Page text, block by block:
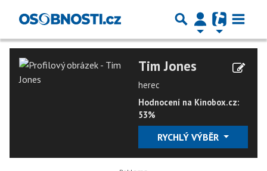
Tim Jones
herec
Hodnocení na Kinobox.cz:
53%
RYCHLÝ VÝBĚR